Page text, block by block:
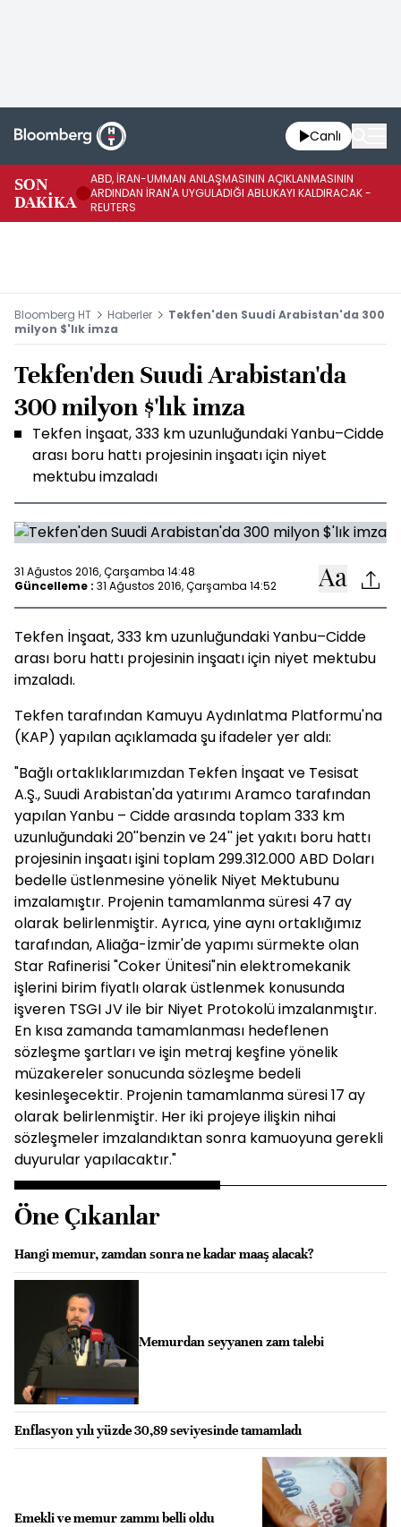
Canlı
SON
DAKİKA
ABD, İRAN-UMMAN ANLAŞMASININ AÇIKLANMASININ
ARDINDAN İRAN'A UYGULADIĞI ABLUKAYI KALDIRACAK -
REUTERS
Bloomberg HT Haberler
Tekfen'den Suudi Arabistan'da 300
milyon $'lık imza
Tekfen'den Suudi Arabistan'da
300 milyon $'lık imza
Tekfen İnşaat, 333 km uzunluğundaki Yanbu–Cidde
arası boru hattı projesinin inşaatı için niyet
mektubu imzaladı
31 Ağustos 2016, Çarşamba 14:48
Güncelleme : 31 Ağustos 2016, Çarşamba 14:52
Tekfen İnşaat, 333 km uzunluğundaki Yanbu–Cidde
arası boru hattı projesinin inşaatı için niyet mektubu
imzaladı.
Tekfen tarafından Kamuyu Aydınlatma Platformu'na
(KAP) yapılan açıklamada şu ifadeler yer aldı:
"Bağlı ortaklıklarımızdan Tekfen İnşaat ve Tesisat
A.Ş., Suudi Arabistan'da yatırımı Aramco tarafından
yapılan Yanbu – Cidde arasında toplam 333 km
uzunluğundaki 20''benzin ve 24'' jet yakıtı boru hattı
projesinin inşaatı işini toplam 299.312.000 ABD Doları
bedelle üstlenmesine yönelik Niyet Mektubunu
imzalamıştır. Projenin tamamlanma süresi 47 ay
olarak belirlenmiştir. Ayrıca, yine aynı ortaklığımız
tarafından, Aliağa-İzmir'de yapımı sürmekte olan
Star Rafinerisi "Coker Ünitesi"nin elektromekanik
işlerini birim fiyatlı olarak üstlenmek konusunda
işveren TSGI JV ile bir Niyet Protokolü imzalanmıştır.
En kısa zamanda tamamlanması hedeflenen
sözleşme şartları ve işin metraj keşfine yönelik
müzakereler sonucunda sözleşme bedeli
kesinleşecektir. Projenin tamamlanma süresi 17 ay
olarak belirlenmiştir. Her iki projeye ilişkin nihai
sözleşmeler imzalandıktan sonra kamuoyuna gerekli
duyurular yapılacaktır."
Öne Çıkanlar
Hangi memur, zamdan sonra ne kadar maaş alacak?
Memurdan seyyanen zam talebi
Enflasyon yılı yüzde 30,89 seviyesinde tamamladı
Emekli ve memur zammı belli oldu